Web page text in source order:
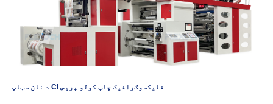
د نان سټاپ CI فلیکسوګرافیک چاپ کولو پریس